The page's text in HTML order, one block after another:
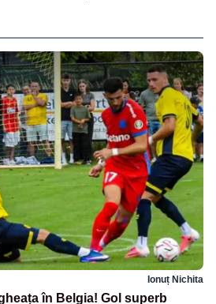
Ionuț Nichita
în Belgia! Gol superb